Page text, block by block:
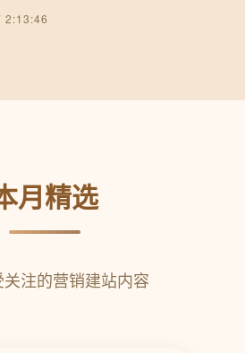
2:13:46
月精选
注的营销建站内容